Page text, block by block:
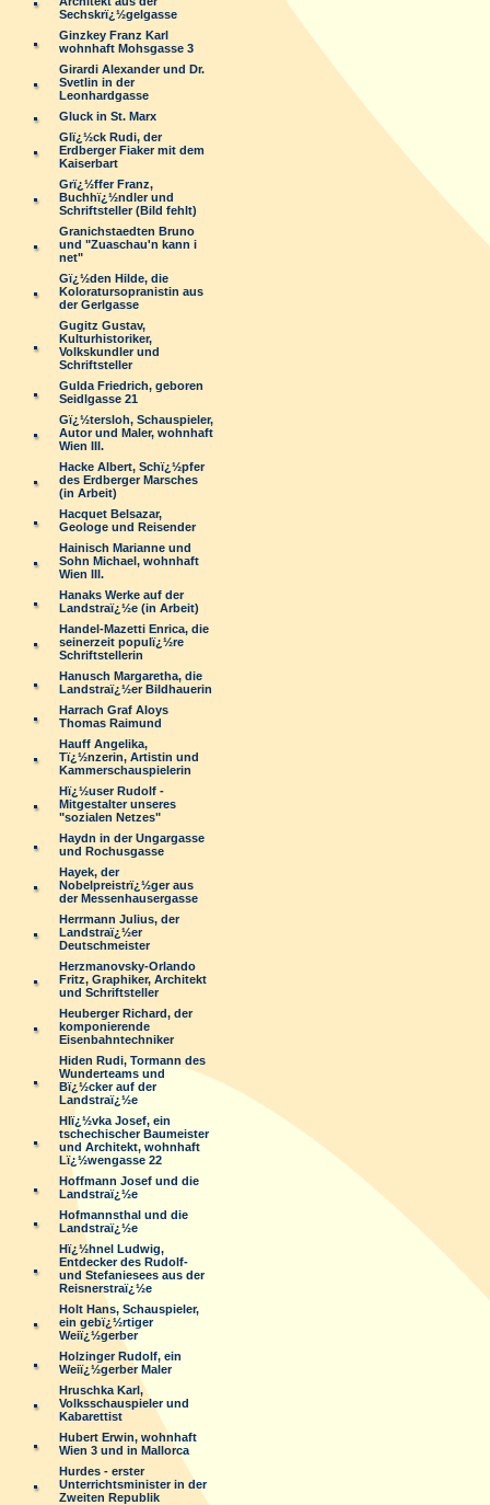
Sechskrï¿½gelgasse
Ginzkey Franz Karl
wohnhaft Mohsgasse 3
Girardi Alexander und Dr.
Svetlin in der
Leonhardgasse
Gluck in St. Marx
Glï¿½ck Rudi, der
Erdberger Fiaker mit dem
Kaiserbart
Grï¿½ffer Franz,
Buchhï¿½ndler und
Schriftsteller (Bild fehlt)
Granichstaedten Bruno
und "Zuaschau'n kann i
net"
Gï¿½den Hilde, die
Koloratursopranistin aus
der Gerlgasse
Gugitz Gustav,
Kulturhistoriker,
Volkskundler und
Schriftsteller
Gulda Friedrich, geboren
Seidlgasse 21
Gï¿½tersloh, Schauspieler,
Autor und Maler, wohnhaft
Wien III.
Hacke Albert, Schï¿½pfer
des Erdberger Marsches
(in Arbeit)
Hacquet Belsazar,
Geologe und Reisender
Hainisch Marianne und
Sohn Michael, wohnhaft
Wien III.
Hanaks Werke auf der
Landstraï¿½e (in Arbeit)
Handel-Mazetti Enrica, die
seinerzeit populï¿½re
Schriftstellerin
Hanusch Margaretha, die
Landstraï¿½er Bildhauerin
Harrach Graf Aloys
Thomas Raimund
Hauff Angelika,
Tï¿½nzerin, Artistin und
Kammerschauspielerin
Hï¿½user Rudolf -
Mitgestalter unseres
"sozialen Netzes"
Haydn in der Ungargasse
und Rochusgasse
Hayek, der
Nobelpreistrï¿½ger aus
der Messenhausergasse
Herrmann Julius, der
Landstraï¿½er
Deutschmeister
Herzmanovsky-Orlando
Fritz, Graphiker, Architekt
und Schriftsteller
Heuberger Richard, der
komponierende
Eisenbahntechniker
Hiden Rudi, Tormann des
Wunderteams und
Bï¿½cker auf der
Landstraï¿½e
Hlï¿½vka Josef, ein
tschechischer Baumeister
und Architekt, wohnhaft
Lï¿½wengasse 22
Hoffmann Josef und die
Landstraï¿½e
Hofmannsthal und die
Landstraï¿½e
Hï¿½hnel Ludwig,
Entdecker des Rudolf-
und Stefaniesees aus der
Reisnerstraï¿½e
Holt Hans, Schauspieler,
ein gebï¿½rtiger
Weiï¿½gerber
Holzinger Rudolf, ein
Weiï¿½gerber Maler
Hruschka Karl,
Volksschauspieler und
Kabarettist
Hubert Erwin, wohnhaft
Wien 3 und in Mallorca
Hurdes - erster
Unterrichtsminister in der
Zweiten Republik